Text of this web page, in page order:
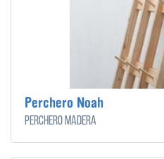
Perchero Noah
Perchero madera